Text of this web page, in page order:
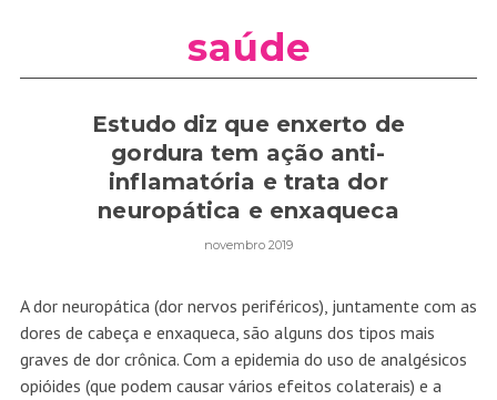
saúde
Estudo diz que enxerto de
gordura tem ação anti-
inflamatória e trata dor
neuropática e enxaqueca
novembro 2019
A dor neuropática (dor nervos periféricos), juntamente com as
dores de cabeça e enxaqueca, são alguns dos tipos mais
graves de dor crônica. Com a epidemia do uso de analgésicos
opióides (que podem causar vários efeitos colaterais) e a